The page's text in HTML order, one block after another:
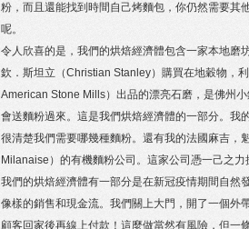
粉，而且還能找到時間自己烤麵包，你仍然需要其
呢。
令人欣喜的是，我們的烘焙經濟體包含一家本地
欽．斯坦立（Christian Stanley）購買在地穀物，
American Stone Mills）出品的漂亮石磨，是佛州
會送麵粉過來。這是我們烘焙經濟體的一部分。
很清楚我們需要哪幾種麵粉。還有我的法國麻吉
Milanaise）的有機麵粉公司。這家公司憑一己之
我們的烘焙經濟體有一部分是在新冠疫情期間自然
像樣的銷售和現金流。我們關上大門，開了一個外
顧客回家後再線上付款！這麼做當然有風險，但一